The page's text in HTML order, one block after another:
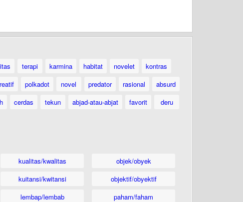
terapi karmina habitat novelet
kontras
polkadot novel predator rasional
absurd
cerdas tekun abjad-atau-abjat favorit
deru
kualitas/kwalitas
kuitansi/kwitansi
lembap/lembab
objek/obyek
objektif/obyektif
paham/faham